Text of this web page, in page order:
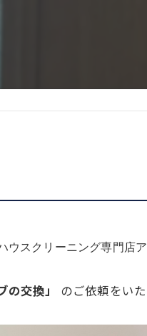
スクリーニング専門店
の交換」 のご依頼をい